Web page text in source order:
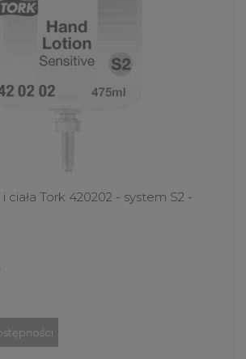
ciała Tork 420202 - system S2 -